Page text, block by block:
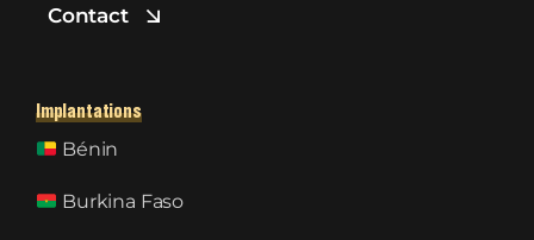
Contact
Implantations
Bénin
Burkina Faso